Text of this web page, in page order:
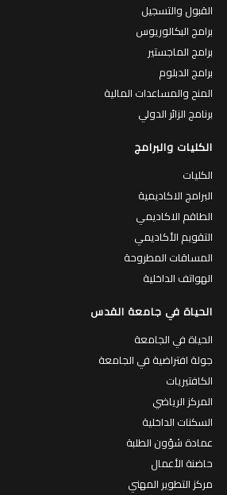
القبول والتسجيل
برامج البكالوريوس
برامج الماجستير
برامج الدبلوم
المنح والمساعدات المالية
برنامج الزائر الدولي
الكليات والبرامج
الكليات
البرامج الاكاديمية
الطاقم الاكاديمي
التقويم الأكاديمي
المساقات المطروحة
الهواتف الداخلية
الحياة في جامعة القدس
الحياة في الجامعة
جولة افتراضية في الجامعة
الكافتيريات
المركز الرياضي
السكنات الداخلية
عمادة شؤون الطلبة
حاضنة الأعمال
مركز التطوير المهني